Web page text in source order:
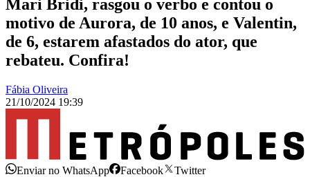
Mari Bridi, rasgou o verbo e contou o
motivo de Aurora, de 10 anos, e Valentin,
de 6, estarem afastados do ator, que
rebateu. Confira!
Fábia Oliveira
21/10/2024 19:39
Enviar no WhatsApp Facebook
Twitter